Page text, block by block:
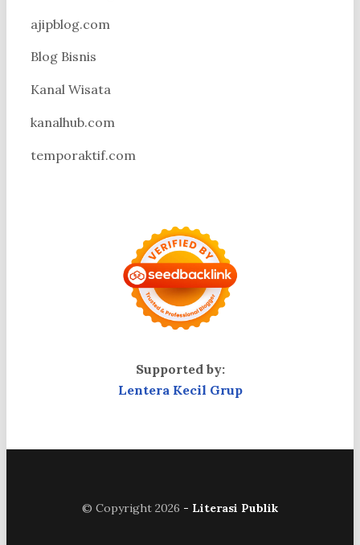
ajipblog.com
Blog Bisnis
Kanal Wisata
kanalhub.com
temporaktif.com
Supported by:
Lentera Kecil Grup
© Copyright 2026 - Literasi Publik